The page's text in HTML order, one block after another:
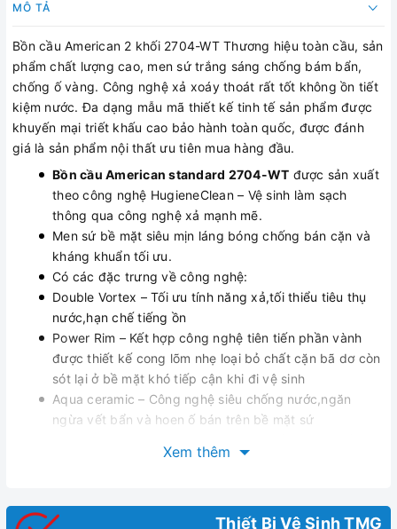
MÔ TẢ
Bồn cầu American 2 khối 2704-WT Thương hiệu toàn cầu, sản
phẩm chất lượng cao, men sứ trắng sáng chống bám bẩn,
chống ố vàng. Công nghệ xả xoáy thoát rất tốt không ồn tiết
kiệm nước. Đa dạng mẫu mã thiết kế tinh tế sản phẩm được
khuyến mại triết khấu cao bảo hành toàn quốc, được đánh
giá là sản phẩm nội thất ưu tiên mua hàng đầu.
Bồn cầu American standard 2704-WT được sản xuất
theo công nghệ HugieneClean – Vệ sinh làm sạch
thông qua công nghệ xả mạnh mẽ.
Men sứ bề mặt siêu mịn láng bóng chống bán cặn và
kháng khuẩn tối ưu.
Có các đặc trưng về công nghệ:
Double Vortex – Tối ưu tính năng xả,tối thiểu tiêu thụ
nước,hạn chế tiếng ồn
Power Rim – Kết hợp công nghệ tiên tiến phần vành
được thiết kế cong lõm nhẹ loại bỏ chất cặn bã dơ còn
sót lại ở bề mặt khó tiếp cận khi đi vệ sinh
Aqua ceramic – Công nghệ siêu chống nước,ngăn
ngừa vết bẩn và hoen ố bán trên bề mặt sứ
giúp đánh bay tất cả các laoij chất thải
nhành
Xem thêm
Thiết Bị Vệ Sinh TMG